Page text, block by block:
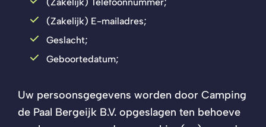
(Zakelijk) E-mailadres;
Geslacht;
Geboortedatum;
Uw persoonsgegevens worden door Camping
de Paal Bergeijk B.V. opgeslagen ten behoeve